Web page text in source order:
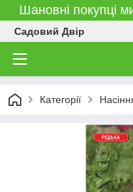
Шановні покупці
Садовий Двір
Категорії